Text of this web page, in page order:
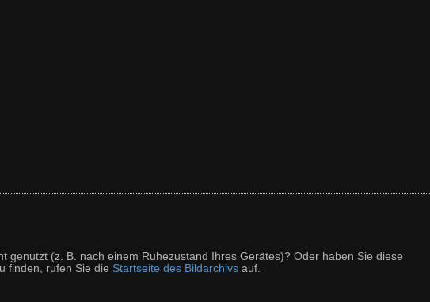
(z. B. nach einem Ruhezustand Ihres Gerätes)? Oder haben Sie diese
finden, rufen Sie die Startseite des Bildarchivs auf.